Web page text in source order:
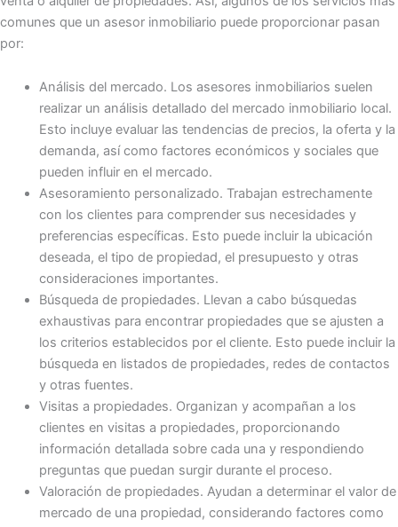
comunes que un asesor inmobiliario puede proporcionar pasan
por:
Análisis del mercado. Los asesores inmobiliarios suelen
realizar un análisis detallado del mercado inmobiliario local.
Esto incluye evaluar las tendencias de precios, la oferta y la
demanda, así como factores económicos y sociales que
pueden influir en el mercado.
Asesoramiento personalizado. Trabajan estrechamente
con los clientes para comprender sus necesidades y
preferencias específicas. Esto puede incluir la ubicación
deseada, el tipo de propiedad, el presupuesto y otras
consideraciones importantes.
Búsqueda de propiedades. Llevan a cabo búsquedas
exhaustivas para encontrar propiedades que se ajusten a
los criterios establecidos por el cliente. Esto puede incluir la
búsqueda en listados de propiedades, redes de contactos
y otras fuentes.
Visitas a propiedades. Organizan y acompañan a los
clientes en visitas a propiedades, proporcionando
información detallada sobre cada una y respondiendo
preguntas que puedan surgir durante el proceso.
Valoración de propiedades. Ayudan a determinar el valor de
mercado de una propiedad, considerando factores como